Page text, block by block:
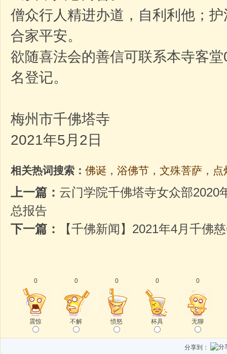
僧众行人精进办道，自利利他；
合家平安。
欲随喜法会的善信可联系本寺客
名登记。
梅州市千佛塔寺
2021年5月2日
相关热词搜索： 佛诞，浴佛节，文殊菩萨，点
上一篇： 云门学院千佛塔寺女众部2020
总报告
下一篇：
【千佛新闻】2021年4月千佛
0
震惊
0
不解
0
愤怒
0
杯具
0
无聊
分享到：